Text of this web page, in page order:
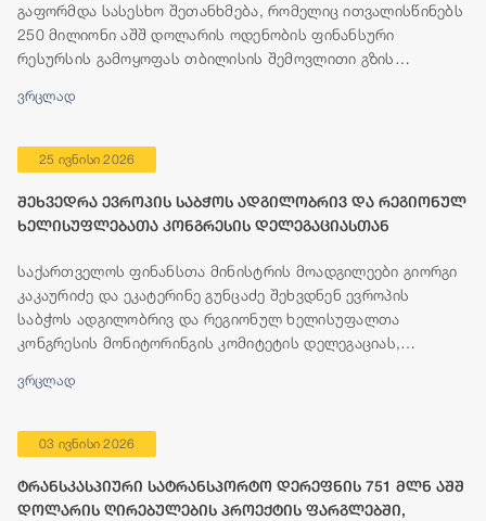
გაფორმდა სასესხო შეთანხმება, რომელიც ითვალისწინებს
250 მილიონი აშშ დოლარის ოდენობის ფინანსური
რესურსის გამოყოფას თბილისის შემოვლითი გზის
ვრცლად
25 ივნისი 2026
შეხვედრა ევროპის საბჭოს ადგილობრივ და რეგიონულ
ხელისუფლებათა კონგრესის დელეგაციასთან
საქართველოს ფინანსთა მინისტრის მოადგილეები გიორგი
კაკაურიძე და ეკატერინე გუნცაძე შეხვდნენ ევროპის
საბჭოს ადგილობრივ და რეგიონულ ხელისუფალთა
კონგრესის მონიტორინგის კომიტეტის დელეგაციას,
პერიოდში იმყოფება თბილისში.
ვრცლად
03 ივნისი 2026
ტრანსკასპიური სატრანსპორტო დერეფნის 751 მლნ აშშ
დოლარის ღირებულების პროექტის ფარგლებში,